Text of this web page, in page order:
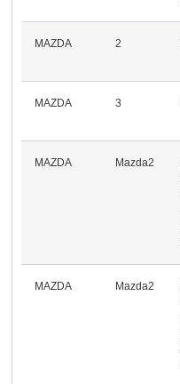
MAZDA 2
MAZDA 3
MAZDA Mazda2
MAZDA Mazda2